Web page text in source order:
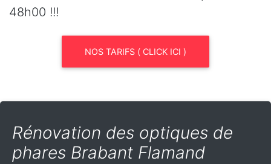
48h00 !!!
NOS TARIFS ( CLICK ICI )
Rénovation des optiques de
phares Brabant Flamand